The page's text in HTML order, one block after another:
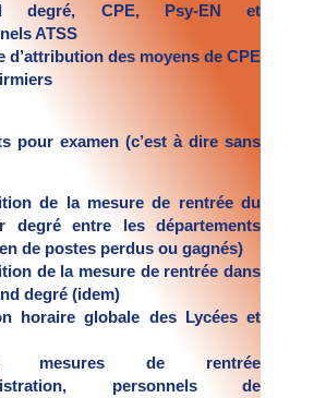
degré, CPE, Psy-EN et
ATSS
d’attribution des moyens de CPE
pour examen (c’est à dire sans
de la mesure de rentrée du
degré entre les départements
de postes perdus ou gagnés)
de la mesure de rentrée dans
degré (idem)
horaire globale des Lycées et
mesures de rentrée
personnels de